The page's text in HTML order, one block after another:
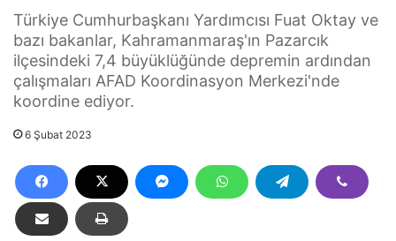
Türkiye Cumhurbaşkanı Yardımcısı Fuat Oktay ve
bazı bakanlar, Kahramanmaraş'ın Pazarcık
ilçesindeki 7,4 büyüklüğünde depremin ardından
çalışmaları AFAD Koordinasyon Merkezi'nde
koordine ediyor.
6 Şubat 2023